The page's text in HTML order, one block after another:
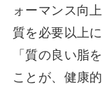
ォーマンス向
質を必要以上
「質の良い脂
ことが、健康